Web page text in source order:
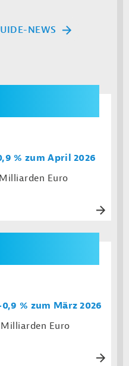
NEWS
% zum April 2026
Euro
% zum März 2026
Euro